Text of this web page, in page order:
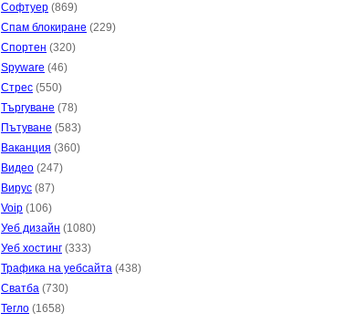
Софтуер (869)
Спам блокиране (229)
Спортен (320)
Spyware (46)
Стрес (550)
Търгуване (78)
Пътуване (583)
Ваканция (360)
Видео (247)
Вирус (87)
Voip (106)
Уеб дизайн (1080)
Уеб хостинг (333)
Трафика на уебсайта (438)
Сватба (730)
Тегло (1658)